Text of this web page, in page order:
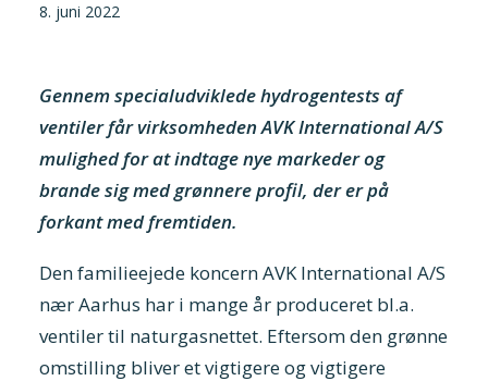
8. juni 2022
Gennem specialudviklede hydrogentests af
ventiler får virksomheden AVK International A/S
mulighed for at indtage nye markeder og
brande sig med grønnere profil, der er på
forkant med fremtiden.
Den familieejede koncern AVK International A/S
nær Aarhus har i mange år produceret bl.a.
ventiler til naturgasnettet. Eftersom den grønne
omstilling bliver et vigtigere og vigtigere